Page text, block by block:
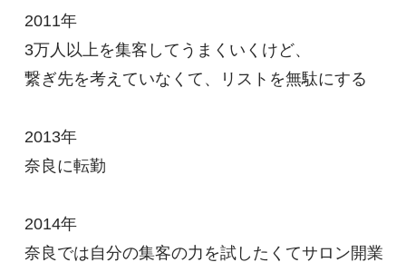
2011年
3万人以上を集客してうまくいくけど、
繋ぎ先を考えていなくて、リストを無駄にする
2013年
奈良に転勤
2014年
奈良では自分の集客の力を試したくてサロン開業